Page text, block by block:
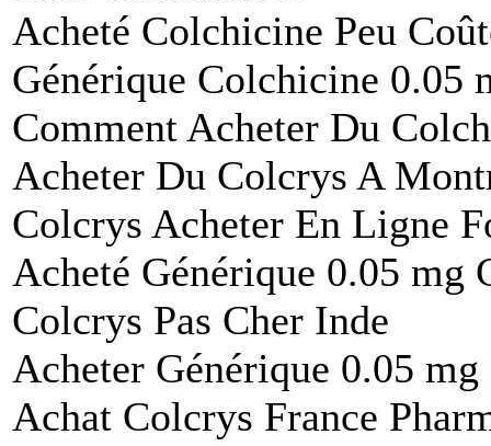
Acheté Colchicine Peu
Générique Colchicine 0.05
Comment Acheter Du
Acheter Du Colcrys A
Colcrys Acheter En Ligne
Acheté Générique 0.05 mg
Colcrys Pas Cher Inde
Acheter Générique 0.05
Achat Colcrys France